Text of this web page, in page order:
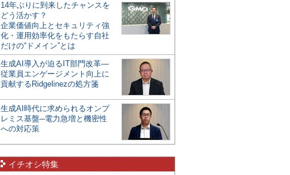
14年ぶりに到来したチャンスを
どう活かす？
企業価値向上とセキュリティ強
化・運用効率化をもたらす自社
だけの“ドメイン”とは
生成AI導入が迫るIT部門改革―
従業員エンゲージメント向上に
貢献するRidgelinezの処方箋
生成AI時代に求められるオンプ
レミス基盤─電力急増と機密性
への対応策
イチオシ特集